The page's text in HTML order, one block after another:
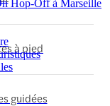
Hop-Off à Marseille
à pied
guidées